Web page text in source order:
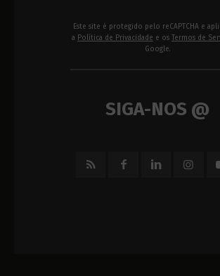
Este site é protegido pelo reCAPTCHA e
a Política de Privacidade e os Termos de
Google.
SIGA-NOS @